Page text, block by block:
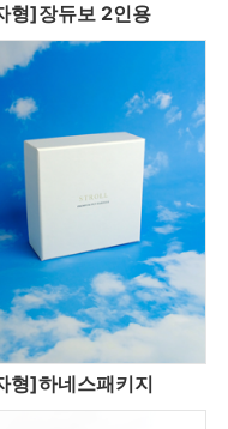
형]장듀보 2인용
형]하네스패키지